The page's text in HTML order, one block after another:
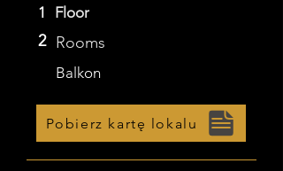
1 Floor
2 Rooms
Balkon
Pobierz kartę lokalu